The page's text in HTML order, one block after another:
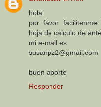
hola
por favor
hoja de calculo de
mi e-mail es
susanpz2@gmail.com
buen aporte
Responder